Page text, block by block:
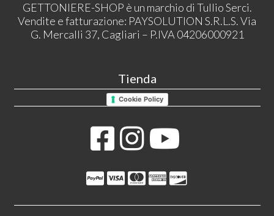
GETTONIERE-SHOP è un marchio di Tullio Serci.
Vendite e fatturazione: PAYSOLUTION S.R.L.S. Via
G. Mercalli 37, Cagliari – P.IVA 04206000921
Tienda
Cookie Policy